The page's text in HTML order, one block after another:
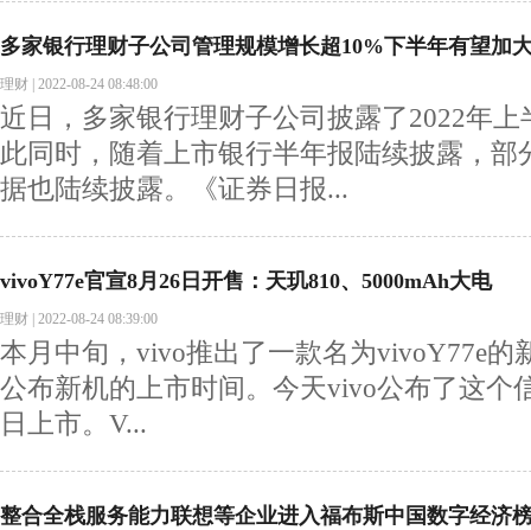
多家银行理财子公司管理规模增长超10%下半年有望加
理财 2022-08-24 08:48:00
近日，多家银行理财子公司披露了2022年
此同时，随着上市银行半年报陆续披露，部
据也陆续披露。《证券日报...
vivoY77e官宣8月26日开售：天玑810、5000mAh大电
理财 2022-08-24 08:39:00
本月中旬，vivo推出了一款名为vivoY77e的
公布新机的上市时间。今天vivo公布了这个
日上市。V...
整合全栈服务能力联想等企业进入福布斯中国数字经济